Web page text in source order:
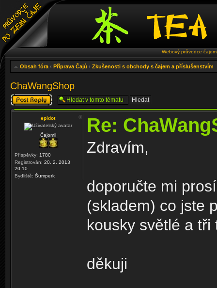
Webový průvodce
Obsah fóra ‹ Příprava Čajů ‹ Zkušenosti s obchody s čajem a příslušenstvím
ChaWangShop
Odeslat odpověď
epidot
Čajomil
Příspěvky: 1780
Registrován: 20. 2. 2013
20:10
Bydliště: Šumperk
Re:
Zdravím,
doporučte mi
(skladem) co jste
kousky světlé a
děkuji